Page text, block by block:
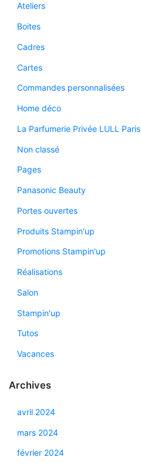
Ateliers
Boites
Cadres
Cartes
Commandes personnalisées
Home déco
La Parfumerie Privée LULL Paris
Non classé
Pages
Panasonic Beauty
Portes ouvertes
Produits Stampin'up
Promotions Stampin'up
Réalisations
Salon
Stampin'up
Tutos
Vacances
Archives
avril 2024
mars 2024
février 2024